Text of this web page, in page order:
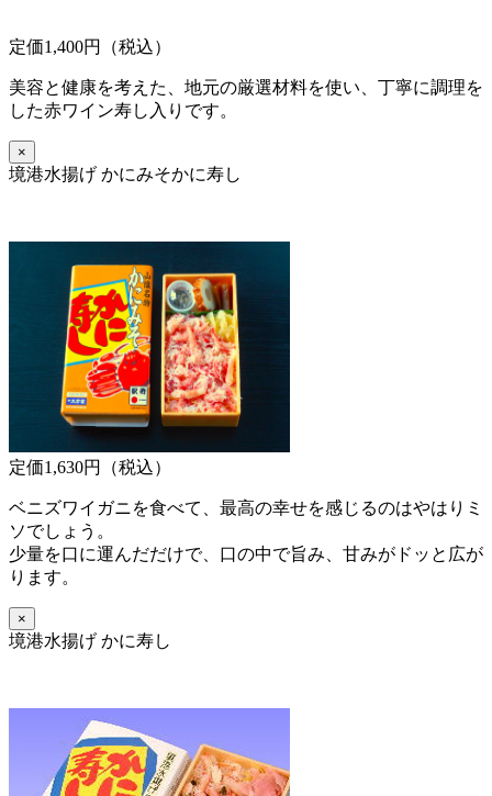
定価1,400円（税込）
美容と健康を考えた、地元の厳選材料を使い、丁寧に調理を
した赤ワイン寿し入りです。
×
境港水揚げ かにみそかに寿し
定価1,630円（税込）
ベニズワイガニを食べて、最高の幸せを感じるのはやはりミ
ソでしょう。
少量を口に運んだだけで、口の中で旨み、甘みがドッと広が
ります。
×
境港水揚げ かに寿し